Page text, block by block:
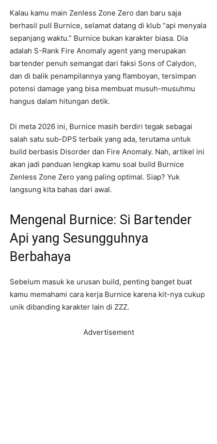
Kalau kamu main Zenless Zone Zero dan baru saja
berhasil pull Burnice, selamat datang di klub “api menyala
sepanjang waktu.” Burnice bukan karakter biasa. Dia
adalah S-Rank Fire Anomaly agent yang merupakan
bartender penuh semangat dari faksi Sons of Calydon,
dan di balik penampilannya yang flamboyan, tersimpan
potensi damage yang bisa membuat musuh-musuhmu
hangus dalam hitungan detik.
Di meta 2026 ini, Burnice masih berdiri tegak sebagai
salah satu sub-DPS terbaik yang ada, terutama untuk
build berbasis Disorder dan Fire Anomaly. Nah, artikel ini
akan jadi panduan lengkap kamu soal build Burnice
Zenless Zone Zero yang paling optimal. Siap? Yuk
langsung kita bahas dari awal.
Mengenal Burnice: Si Bartender
Api yang Sesungguhnya
Berbahaya
Sebelum masuk ke urusan build, penting banget buat
kamu memahami cara kerja Burnice karena kit-nya cukup
unik dibanding karakter lain di ZZZ.
Advertisement